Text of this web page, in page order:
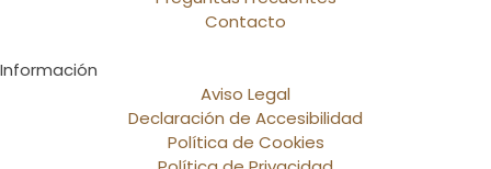
Contacto
Información
Aviso Legal
Declaración de Accesibilidad
Política de Cookies